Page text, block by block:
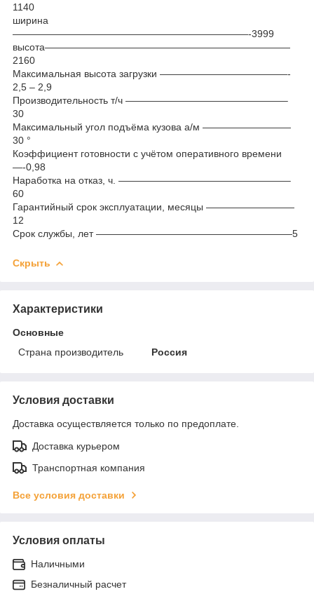
1140
ширина
————————————————————————-3999
высота—————————————————————————
2160
Максимальная высота загрузки —————————————-
2,5 – 2,9
Производительность т/ч ————————————————–
30
Максимальный угол подъёма кузова а/м —————————
30 °
Коэффициент готовности с учётом оперативного времени
—-0,98
Наработка на отказ, ч. —————————————————–
60
Гарантийный срок эксплуатации, месяцы —————————
12
Срок службы, лет ————————————————————5
Скрыть
Характеристики
Основные
Страна производитель
Россия
Условия доставки
Доставка осуществляется только по предоплате.
Доставка курьером
Транспортная компания
Все условия доставки
Условия оплаты
Наличными
Безналичный расчет